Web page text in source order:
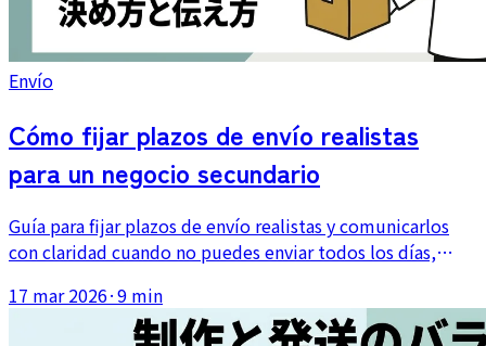
Envío
Cómo fijar plazos de envío realistas
para un negocio secundario
Guía para fijar plazos de envío realistas y comunicarlos
con claridad cuando no puedes enviar todos los días,
17 mar 2026·9 min